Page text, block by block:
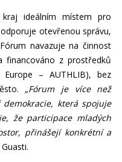
ideálním místem pro
otevřenou správu,
navazuje na činnost
financováno z prostředků
Europe – AUTHLIB), bez
„Fórum je více než
která spojuje
že participace mladých
přinášejí konkrétní a